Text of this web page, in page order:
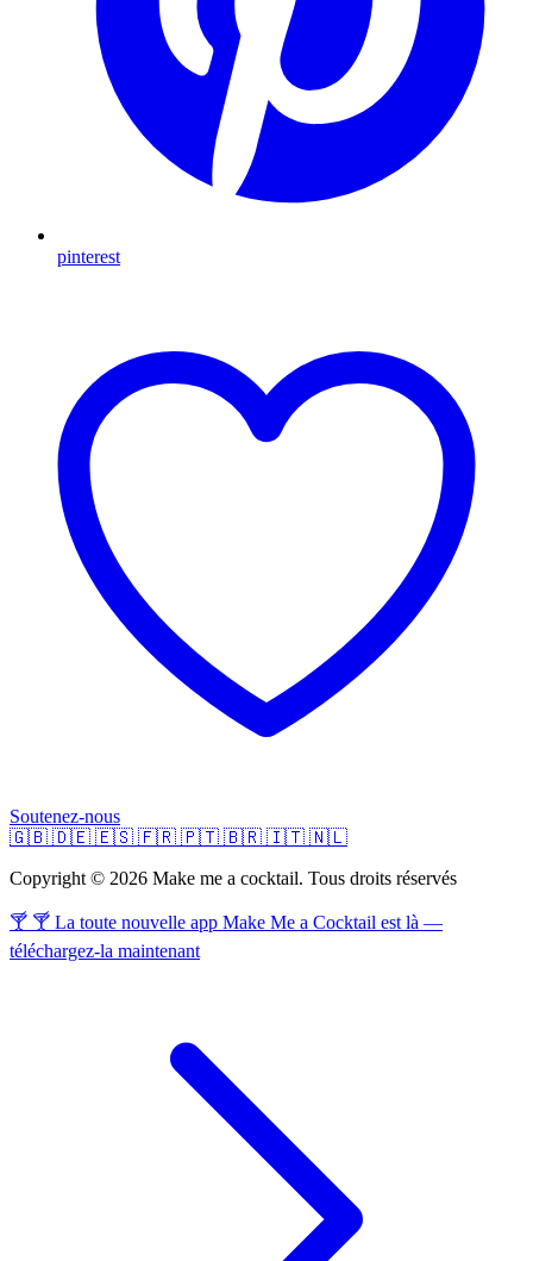
pinterest
Soutenez-nous
🇬🇧 🇩🇪 🇪🇸 🇫🇷 🇵🇹 🇧🇷 🇮🇹 🇳🇱
Copyright © 2026 Make me a cocktail. Tous droits réservés
🍸 🍸 La toute nouvelle app Make Me a Cocktail est là —
téléchargez-la maintenant